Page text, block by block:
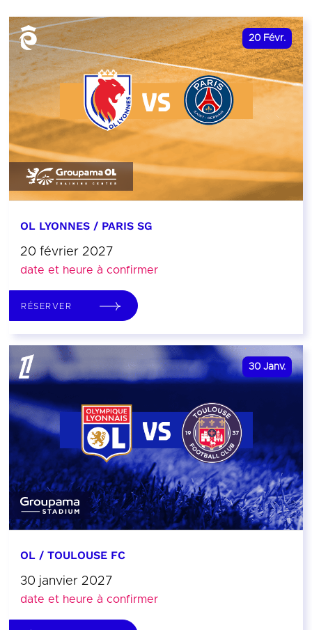
20 Févr.
OL LYONNES / PARIS SG
20 février 2027
date et heure à confirmer
RÉSERVER
30 Janv.
OL / TOULOUSE FC
30 janvier 2027
date et heure à confirmer